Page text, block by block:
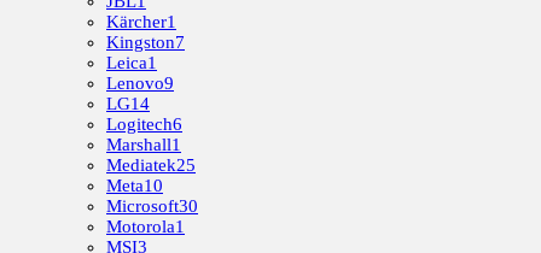
Kärcher1
Kingston7
Leica1
Lenovo9
LG14
Logitech6
Marshall1
Mediatek25
Meta10
Microsoft30
Motorola1
MSI3